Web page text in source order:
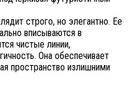
строго, но элегантно. Ее
вписываются в
чистые линии,
Она обеспечивает
пространство излишними